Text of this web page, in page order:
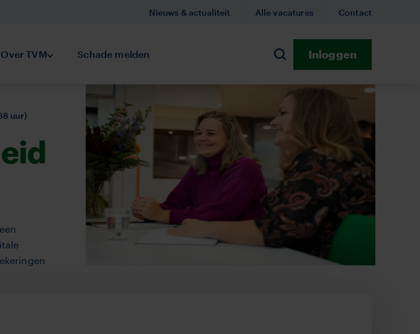
Zero emissie
Over TVMSubmenu Over TVM
Schade melden
Zoeken
Inloggen
Nieuws & actualiteit Alle vacatures Contact
uur)